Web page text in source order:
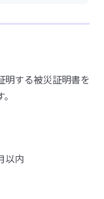
明する被災証明書を
以内